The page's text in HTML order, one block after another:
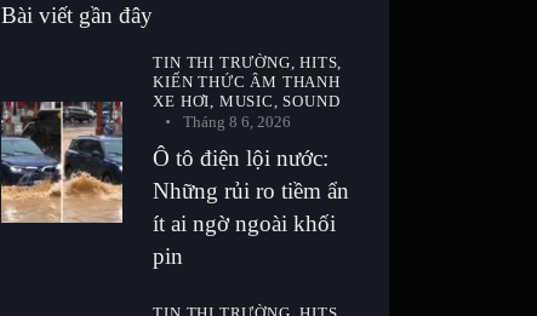
Bài viết gần đây
TIN THỊ TRƯỜNG,HITS,
KIẾN THỨC ÂM THANH
XE HƠI, MUSIC,SOUND
Tháng 8 6, 2026
Ô tô điện lội nước:
Những rủi ro tiềm ẩn
ít ai ngờ ngoài khối
pin